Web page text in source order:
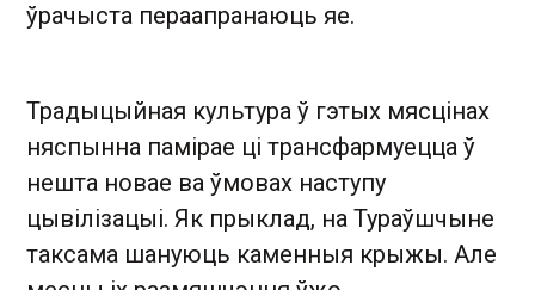
ўрачыста пераапранаюць яе.
Традыцыйная культура ў гэтых мясцінах
няспынна памірае ці трансфармуецца ў
нешта новае ва ўмовах наступу
цывілізацыі. Як прыклад, на Тураўшчыне
таксама шануюць каменныя крыжы. Але